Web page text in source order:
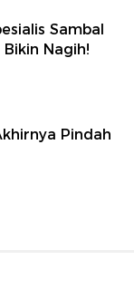
Sambal
Nagih!
Pindah